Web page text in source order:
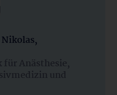
Anästhesie,
und